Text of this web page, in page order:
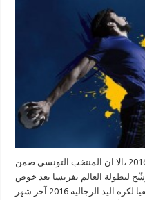
بالرغم من خسارته في نهائي گان 2016 ،الا ان المنتخب التونسي ضمن
لبطولة العالم بفرنسا بعد خوض
بطولات كلّ من أوروبا وآسيا و إفريقيا لكرة اليد الرجالية 2016 آخر شهر